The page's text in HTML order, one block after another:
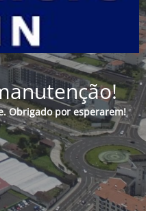
Obrigado por esperarem!